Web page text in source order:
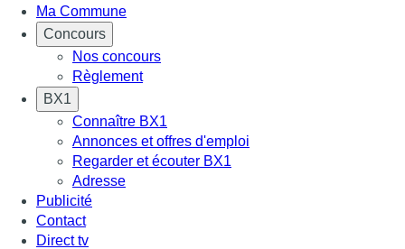
Ma Commune
Concours
Nos concours
Règlement
BX1
Connaître BX1
Annonces et offres d'emploi
Regarder et écouter BX1
Adresse
Publicité
Contact
Direct tv